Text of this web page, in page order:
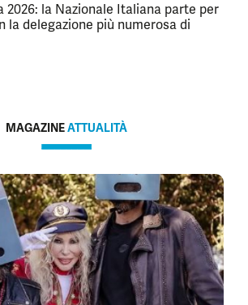
2026: la Nazionale Italiana parte per
la delegazione più numerosa di
MAGAZINEATTUALITÀ